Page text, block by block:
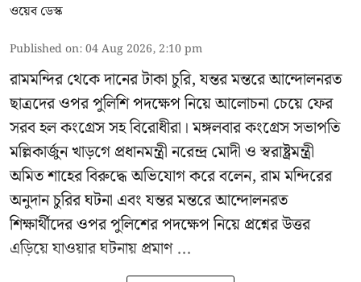
ওয়েব ডেস্ক
Published on:04 Aug 2026, 2:10 pm
রামমন্দির থেকে দানের টাকা চুরি, যন্তর মন্তরে আন্দোলনরত
ছাত্রদের ওপর পুলিশি পদক্ষেপ নিয়ে আলোচনা চেয়ে ফের
সরব হল কংগ্রেস সহ বিরোধীরা। মঙ্গলবার কংগ্রেস সভাপতি
মল্লিকার্জুন খাড়গে প্রধানমন্ত্রী নরেন্দ্র মোদী ও স্বরাষ্ট্রমন্ত্রী
অমিত শাহের বিরুদ্ধে অভিযোগ করে বলেন, রাম মন্দিরের
অনুদান চুরির ঘটনা এবং যন্তর মন্তরে আন্দোলনরত
শিক্ষার্থীদের ওপর পুলিশের পদক্ষেপ নিয়ে প্রশ্নের উত্তর
এড়িয়ে যাওয়ার ঘটনায় প্রমাণ ...